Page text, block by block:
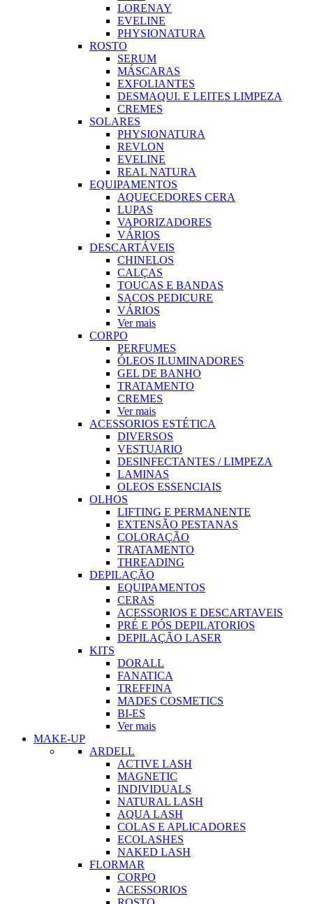
LORENAY
EVELINE
PHYSIONATURA
ROSTO
SERUM
MÁSCARAS
EXFOLIANTES
DESMAQUI. E LEITES LIMPEZA
CREMES
SOLARES
PHYSIONATURA
REVLON
EVELINE
REAL NATURA
EQUIPAMENTOS
AQUECEDORES CERA
LUPAS
VAPORIZADORES
VÁRIOS
DESCARTÁVEIS
CHINELOS
CALÇAS
TOUCAS E BANDAS
SACOS PEDICURE
VÁRIOS
Ver mais
CORPO
PERFUMES
ÓLEOS ILUMINADORES
GEL DE BANHO
TRATAMENTO
CREMES
Ver mais
ACESSORIOS ESTÉTICA
DIVERSOS
VESTUARIO
DESINFECTANTES / LIMPEZA
LAMINAS
OLEOS ESSENCIAIS
OLHOS
LIFTING E PERMANENTE
EXTENSÃO PESTANAS
COLORAÇÃO
TRATAMENTO
THREADING
DEPILAÇÃO
EQUIPAMENTOS
CERAS
ACESSORIOS E DESCARTAVEIS
PRÉ E PÓS DEPILATORIOS
DEPILAÇÃO LASER
KITS
DORALL
FANATICA
TREFFINA
MADES COSMETICS
BI-ES
Ver mais
MAKE-UP
ARDELL
ACTIVE LASH
MAGNETIC
INDIVIDUALS
NATURAL LASH
AQUA LASH
COLAS E APLICADORES
ECOLASHES
NAKED LASH
FLORMAR
CORPO
ACESSORIOS